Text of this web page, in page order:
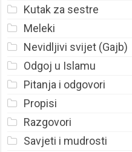
Kutak za sestre
Meleki
Nevidljivi svijet (Gajb)
Odgoj u Islamu
Pitanja i odgovori
Propisi
Razgovori
Savjeti i mudrosti